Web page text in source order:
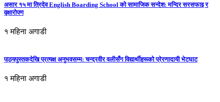
असार १५ मा त्रिदेव English Boarding School को सामाजिक सन्देश: मन्दिर सरसफाइ र
वृक्षारोपण
१ महिना अगाडी
पाठ्यपुस्तकदेखि प्रत्यक्ष अनुभवसम्म: चन्द्रवीर वलीसँग विद्यार्थीहरूको प्रेरणादायी भेटघाट
१ महिना अगाडी